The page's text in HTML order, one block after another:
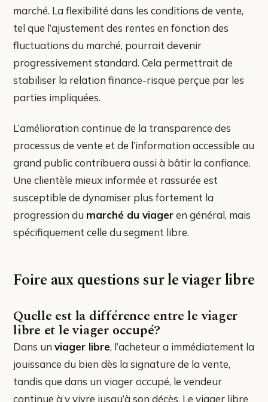
marché. La flexibilité dans les conditions de vente,
tel que l’ajustement des rentes en fonction des
fluctuations du marché, pourrait devenir
progressivement standard. Cela permettrait de
stabiliser la relation finance-risque perçue par les
parties impliquées.
L’amélioration continue de la transparence des
processus de vente et de l’information accessible au
grand public contribuera aussi à bâtir la confiance.
Une clientèle mieux informée et rassurée est
susceptible de dynamiser plus fortement la
progression du marché du viageren général, mais
spécifiquement celle du segment libre.
Foire aux questions sur le viager libre
Quelle est la différence entre le viager
libre et le viager occupé?
Dans un viager libre, l’acheteur a immédiatement la
jouissance du bien dès la signature de la vente,
tandis que dans un viager occupé, le vendeur
continue à y vivre jusqu’à son décès. Le viager libre